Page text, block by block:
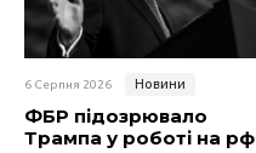
6 Серпня 2026 Новини
ФБР підозрювало
Трампа у роботі на рф